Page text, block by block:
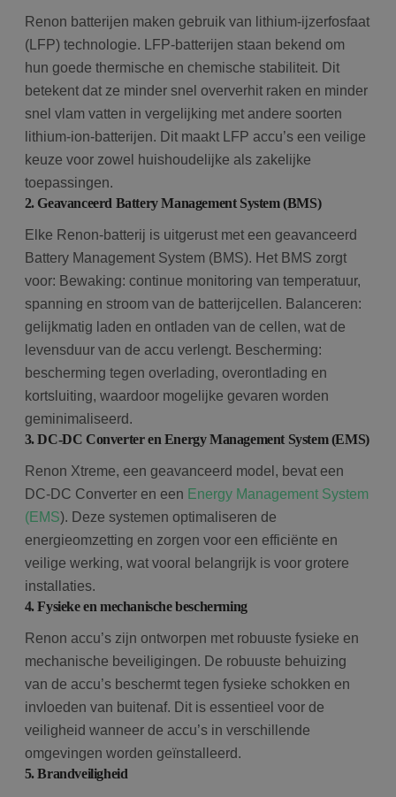
Renon batterijen maken gebruik van lithium-ijzerfosfaat
(LFP) technologie. LFP-batterijen staan bekend om
hun goede thermische en chemische stabiliteit. Dit
betekent dat ze minder snel oververhit raken en minder
snel vlam vatten in vergelijking met andere soorten
lithium-ion-batterijen. Dit maakt LFP accu’s een veilige
keuze voor zowel huishoudelijke als zakelijke
toepassingen.
2. Geavanceerd Battery Management System (BMS)
Elke Renon-batterij is uitgerust met een geavanceerd
Battery Management System (BMS). Het BMS zorgt
voor: Bewaking: continue monitoring van temperatuur,
spanning en stroom van de batterijcellen. Balanceren:
gelijkmatig laden en ontladen van de cellen, wat de
levensduur van de accu verlengt. Bescherming:
bescherming tegen overlading, overontlading en
kortsluiting, waardoor mogelijke gevaren worden
geminimaliseerd.
3. DC-DC Converter en Energy Management System (EMS)
Renon Xtreme, een geavanceerd model, bevat een
DC-DC Converter en een Energy Management System
(EMS). Deze systemen optimaliseren de
energieomzetting en zorgen voor een efficiënte en
veilige werking, wat vooral belangrijk is voor grotere
installaties.
4. Fysieke en mechanische bescherming
Renon accu’s zijn ontworpen met robuuste fysieke en
mechanische beveiligingen. De robuuste behuizing
van de accu’s beschermt tegen fysieke schokken en
invloeden van buitenaf. Dit is essentieel voor de
veiligheid wanneer de accu’s in verschillende
omgevingen worden geïnstalleerd.
5. Brandveiligheid
Google Privacy Policy